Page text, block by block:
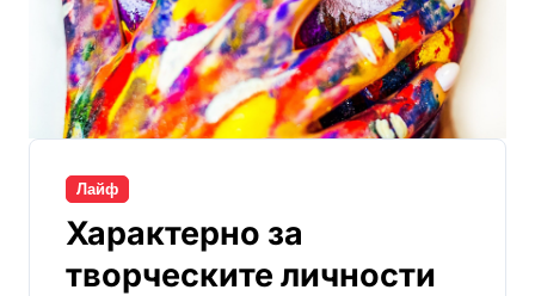
Лайф
Характерно за
творческите личности